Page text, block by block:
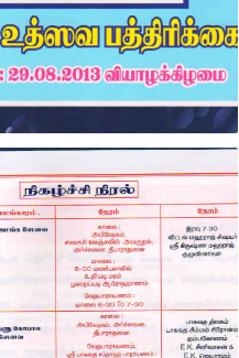
Uriyadi 2013 invitation